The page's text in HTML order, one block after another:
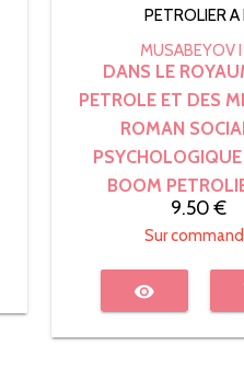
MUSABEYOV I
DANS LE
PETROLE ET DES
ROMAN
BOOM
9.50 €
Sur
visibility